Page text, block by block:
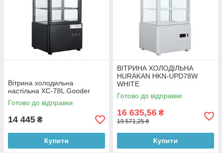
Вітрина холодильна
настільна XC-78L Gooder
Готово до відправки
14 445 ₴
Купити
ВІТРИНА ХОЛОДІЛЬНА
HURAKAN HKN-UPD78W
WHITE
Готово до відправки
16 635,56 ₴
19 571,25 ₴
Купити